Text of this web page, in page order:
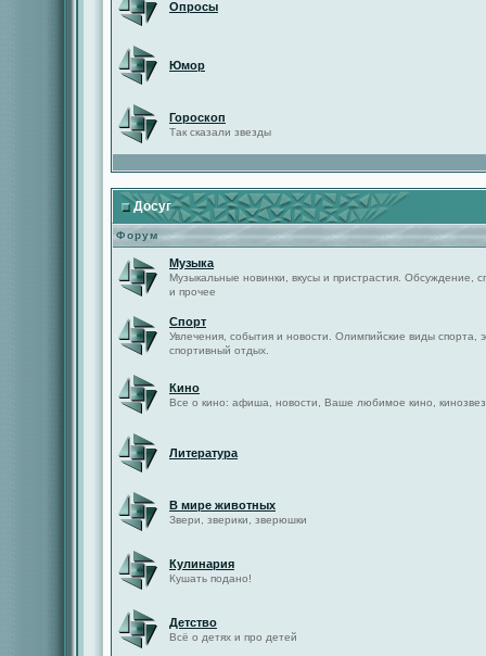
Опросы
Юмор
Гороскоп
Так сказали звезды
Досуг
Форум
Музыка
Музыкальные новинки, вкусы и пристрастия. Обсуждение,
и прочее
Спорт
Увлечения, события и новости. Олимпийские виды спорта,
спортивный отдых.
Кино
Все о кино: афиша, новости, Ваше любимое кино,
Литература
В мире животных
Звери, зверики, зверюшки
Кулинария
Кушать подано!
Детство
Всё о детях и про детей